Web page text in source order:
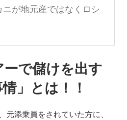
が地元産ではなくロシ
で儲けを出す
」とは！！
元添乗員をされていた方に、